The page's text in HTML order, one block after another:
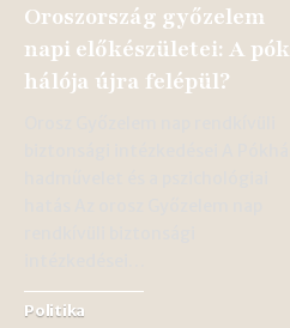
Oroszország győzelem
napi előkészületei: A pók
hálója újra felépül?
Politika